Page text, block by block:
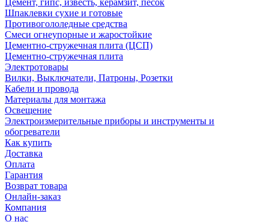
Цемент, гипс, известь, керамзит, песок
Шпаклевки сухие и готовые
Противогололедные средства
Смеси огнеупорные и жаростойкие
Цементно-стружечная плита (ЦСП)
Цементно-стружечная плита
Электротовары
Вилки, Выключатели, Патроны, Розетки
Кабели и провода
Материалы для монтажа
Освещение
Электроизмерительные приборы и инструменты и
обогреватели
Как купить
Доставка
Оплата
Гарантия
Возврат товара
Онлайн-заказ
Компания
О нас